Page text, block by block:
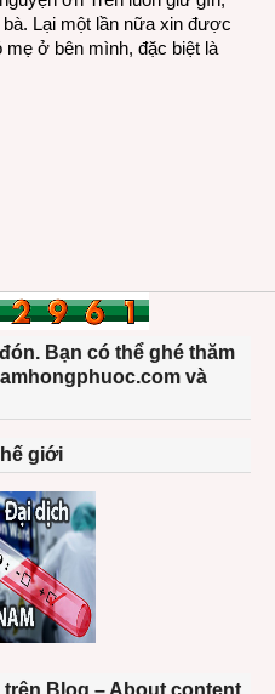
Lại một lần nữa xin được
ở bên mình, đặc biệt là
Bạn có thể ghé thăm
và
giới
Blog – About content